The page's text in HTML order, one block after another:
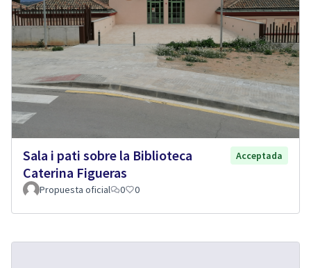
Sala i pati sobre la Biblioteca
Caterina Figueras
Acceptada
Propuesta oficial 0 0